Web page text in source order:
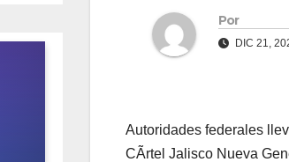
Por
DIC 21,
Autoridades federales
CÃrtel Jalisco Nueva